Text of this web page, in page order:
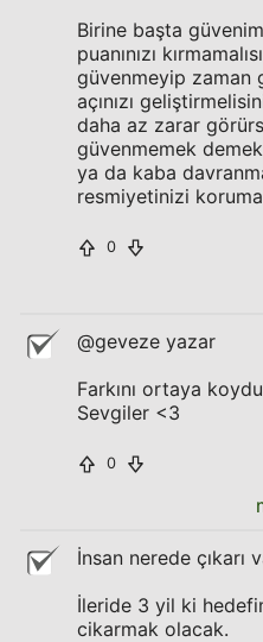
Birine başta
puanınızı
güvenmeyip zaman
açınızı
daha az zarar
güvenmemek
ya da kaba
resmiyetinizi
0
@geveze yazar
Farkını ortaya
Sevgiler <3
0
İnsan nerede çıkarı
İleride 3 yil ki
cikarmak olacak.